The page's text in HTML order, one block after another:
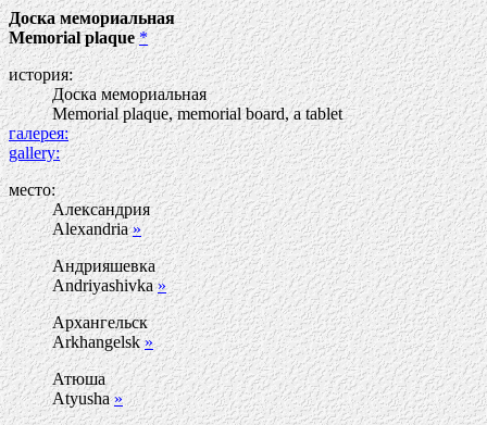
Доска мемориальная
Memorial plaque *
история:
Доска мемориальная
Memorial plaque, memorial board, a tablet
галерея:
gallery:
место:
Александрия
Alexandria»
Андрияшевка
Andriyashivka»
Архангельск
Arkhangelsk»
Атюша
Atyusha»